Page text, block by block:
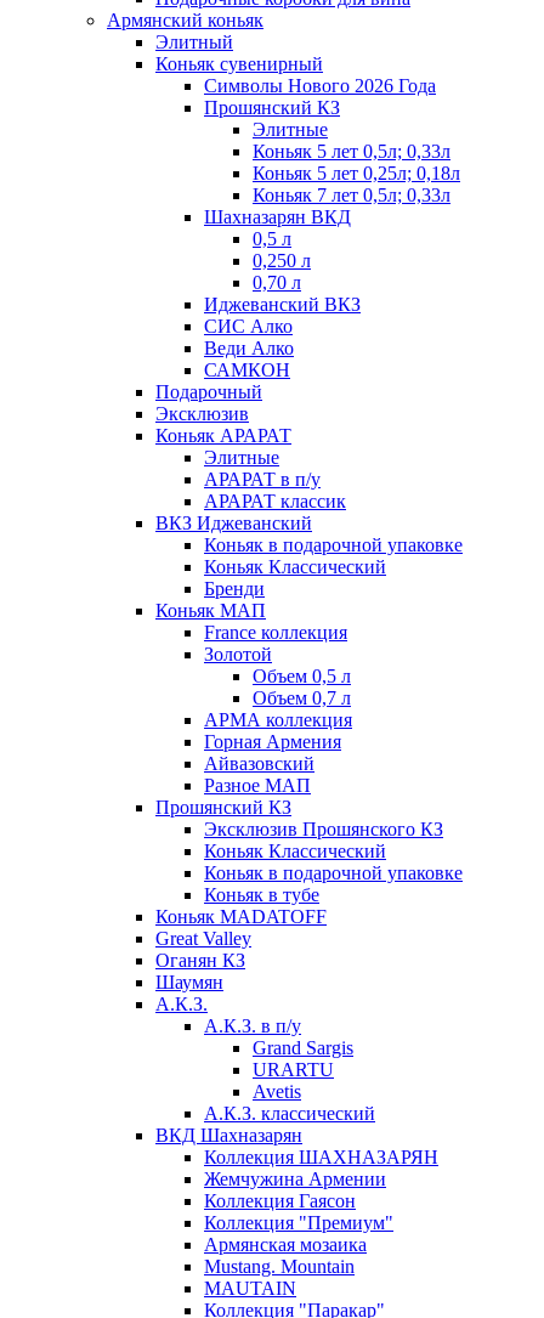
Армянский коньяк
Элитный
Коньяк сувенирный
Символы Нового 2026 Года
Прошянский КЗ
Элитные
Коньяк 5 лет 0,5л; 0,33л
Коньяк 5 лет 0,25л; 0,18л
Коньяк 7 лет 0,5л; 0,33л
Шахназарян ВКД
0,5 л
0,250 л
0,70 л
Иджеванский ВКЗ
СИС Алко
Веди Алко
САМКОН
Подарочный
Эксклюзив
Коньяк АРАРАТ
Элитные
АРАРАТ в п/у
АРАРАТ классик
ВКЗ Иджеванский
Коньяк в подарочной упаковке
Коньяк Классический
Бренди
Коньяк МАП
France коллекция
Золотой
Объем 0,5 л
Объем 0,7 л
АРМА коллекция
Горная Армения
Айвазовский
Разное МАП
Прошянский КЗ
Эксклюзив Прошянского КЗ
Коньяк Классический
Коньяк в подарочной упаковке
Коньяк в тубе
Коньяк MADATOFF
Great Valley
Оганян КЗ
Шаумян
А.К.З.
А.К.З. в п/у
Grand Sargis
URARTU
Avetis
А.К.З. классический
ВКД Шахназарян
Коллекция ШАХНАЗАРЯН
Жемчужина Армении
Коллекция Гаясон
Коллекция "Премиум"
Армянская мозаика
Mustang. Mountain
MAUTAIN
Коллекция "Паракар"